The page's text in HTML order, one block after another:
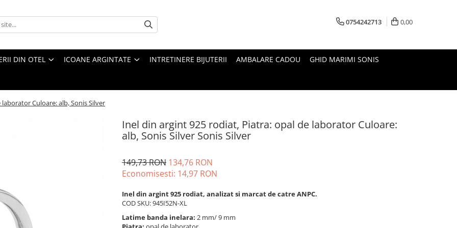
0754242713 0,00
DIN OTEL ICOANE ARGINTATE INTRETINERE BIJUTERII AMBALARE CADOU GHID MARIMI SONIS
Culoare: alb, Sonis Silver
Inel din argint 925 rodiat, Piatra: opal de laborator Culoare:
alb, Sonis Silver Sonis Silver
149,73 RON 134,76 RON
Economisesti: 14,97 RON
Inel din argint 925 rodiat, analizat si marcat de catre ANPC.
COD SKU: 945I52N-XL
Latime banda inelara: 2 mm/ 9 mm